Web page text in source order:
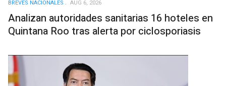
BREVES NACIONALES AUG 6, 2026
Analizan autoridades sanitarias 16 hoteles en
Quintana Roo tras alerta por ciclosporiasis